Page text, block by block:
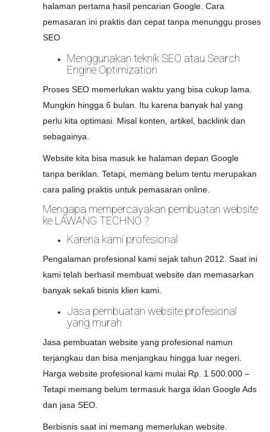
halaman pertama hasil pencarian Google. Cara
pemasaran ini praktis dan cepat tanpa menunggu proses
SEO
Menggunakan teknik SEO atau Search
Engine Optimization
Proses SEO memerlukan waktu yang bisa cukup lama.
Mungkin hingga 6 bulan. Itu karena banyak hal yang
perlu kita optimasi. Misal konten, artikel, backlink dan
sebagainya.
Website kita bisa masuk ke halaman depan Google
tanpa beriklan. Tetapi, memang belum tentu merupakan
cara paling praktis untuk pemasaran online.
Mengapa mempercayakan pembuatan website
ke LAWANG TECHNO ?
Karena kami profesional
Pengalaman profesional kami sejak tahun 2012. Saat ini
kami telah berhasil membuat website dan memasarkan
banyak sekali bisnis klien kami.
Jasa pembuatan website profesional
yang murah
Jasa pembuatan website yang profesional namun
terjangkau dan bisa menjangkau hingga luar negeri.
Harga website profesional kami mulai Rp. 1.500.000 –
Tetapi memang belum termasuk harga iklan Google Ads
dan jasa SEO.
Berbisnis saat ini memang memerlukan website.